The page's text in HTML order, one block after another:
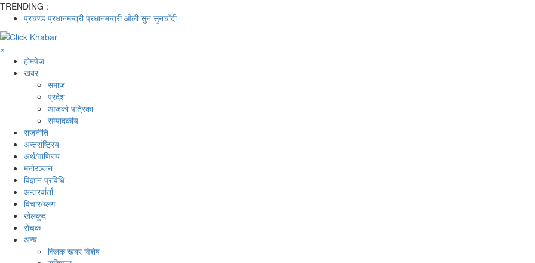
TRENDING :
प्रचण्ड प्रधानमन्त्री प्रधानमन्त्री ओली सुन सुनचाँदी
×
होमपेज
खबर
समाज
प्रदेश
आजको पत्रिका
सम्पादकीय
राजनीति
अन्तर्राष्ट्रिय
अर्थ/वाणिज्य
मनाेरञ्जन
विज्ञान प्रविधि
अन्तरर्वार्ता
विचार/ब्लग
खेलकुद
रोचक
अन्य
क्लिक खबर विशेष